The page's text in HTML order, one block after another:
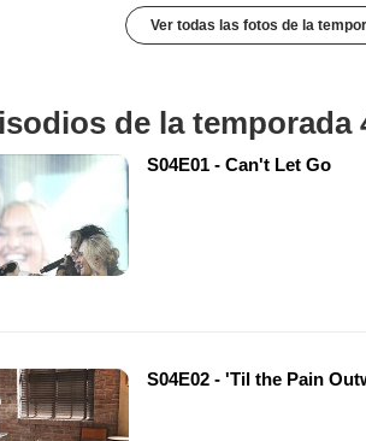
Ver todas las fotos de la
de la temporada
S04E01 - Can't Let Go
S04E02 - 'Til the Pain